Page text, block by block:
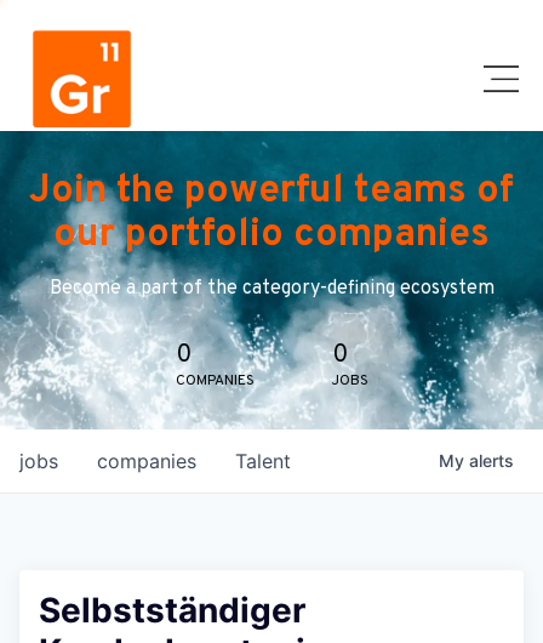
Join the powerful teams of
our portfolio companies
Become a part of the category-defining ecosystem
0
COMPANIES
0
JOBS
jobs companies Talent My alerts
Selbstständiger